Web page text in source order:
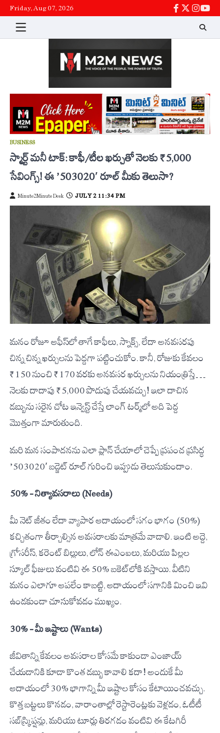
Skip
content
Friday, Aug 07, 2026
facebook
twitter
BUSINESS
స్మార్ట్ మనీ టాక్: కాఫీ/టీల ఖర్చుతో నెలకు ₹5,000
సేవింగ్స్! ఈ ’50-30-20′ రూల్ మీకు తెలుసా?
Minute2Minute Desk JULY 2 11:34 PM
మనం రోజూ ఆఫీస్‌లో తాగే కాఫీలు, స్నాక్స్, లేదా అనవసరపు
చిన్న చిన్న ఖర్చులను పెద్దగా పట్టించుకోం. కానీ, రోజుకు కేవలం
₹150 నుంచి ₹170 వరకు అనవసర ఖర్చులను నియంత్రిస్తే…
నెలకు దాదాపు ₹5,000 పొదుపు చేయవచ్చు! ఇలా దాచిన
డబ్బును సరైన చోట ఇన్వెస్ట్ చేస్తే లాంగ్ టర్మ్‌లో అది పెద్ద
మొత్తంగా మారుతుంది.
మరి మన సంపాదనను ఎలా ప్లాన్ చేయాలో చెప్పే ప్రపంచ ప్రసిద్ధ
’50-30-20′ బడ్జెట్ రూల్ గురించి ఇప్పుడు తెలుసుకుందాం.
50% – నిత్యావసరాలు (Needs)
మీ నెట్ జీతం లేదా వ్యాపార ఆదాయంలో సగం భాగం (50%)
కచ్చితంగా తీర్చాల్సిన అవసరాలకు మాత్రమే వాడాలి. ఇంటి అద్దె,
గ్రోసరీస్, కరెంట్ బిల్లులు, లోన్ ఈఎంఐలు, మరియు పిల్లల
స్కూల్ ఫీజులు వంటివి ఈ 50% బకెట్‌లోకి వస్తాయి. వీటిని
మనం ఎలాగూ ఆపలేం కాబట్టి, ఆదాయంలో సగానికి మించి ఇవి
ఉండకుండా చూసుకోవడం ముఖ్యం.
30% – మీ ఇష్టాలు (Wants)
జీవితాన్ని కేవలం అవసరాల కోసమే కాకుండా ఎంజాయ్
చేయడానికి కూడా కొంత డబ్బు కావాలి కదా! అందుకే మీ
ఆదాయంలో 30% భాగాన్ని మీ ఇష్టాల కోసం కేటాయించవచ్చు.
కొత్త బట్టలు కొనడం, వారాంతాల్లో రెస్టారెంట్లకు వెళ్లడం, ఓటీటీ
సబ్‌స్క్రిప్షన్లు, మరియు టూర్లు తిరగడం వంటివి ఈ కేటగిరీ